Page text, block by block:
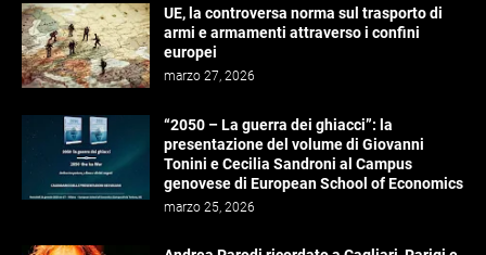
UE, la controversa norma sul trasporto di
armi e armamenti attraverso i confini
europei
marzo 27, 2026
“2050 – La guerra dei ghiacci”: la
presentazione del volume di Giovanni
Tonini e Cecilia Sandroni al Campus
genovese di European School of Economics
marzo 25, 2026